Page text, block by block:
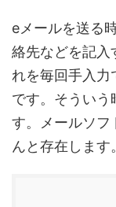
eメールを送る
絡先などを記入
れを毎回手入力
です。そうい
す。メールソフ
んと存在します。